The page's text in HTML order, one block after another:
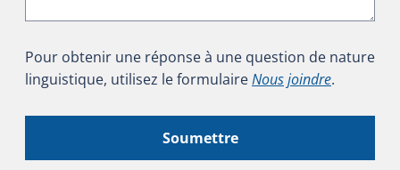
Pour obtenir une réponse à une question de nature
linguistique, utilisez le formulaireNous joindre.
Soumettre